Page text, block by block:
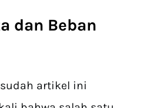
dan Beban
artikel ini